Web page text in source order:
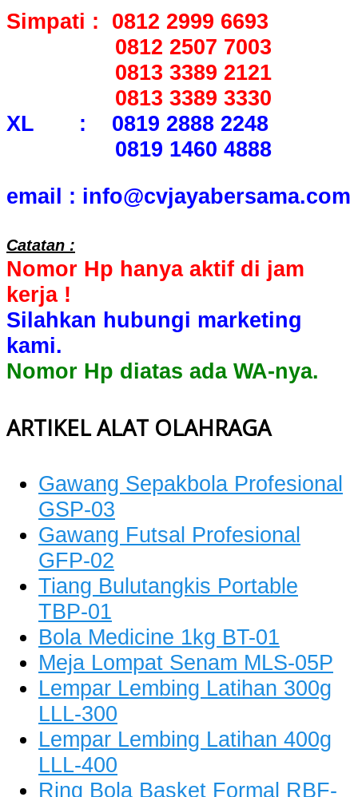
Simpati : 0812 2999 6693
0812 2507 7003
0813 3389 2121
0813 3389 3330
XL : 0819 2888 2248
0819 1460 4888
email : info@cvjayabersama.com
Catatan :
Nomor Hp hanya aktif di jam
kerja !
Silahkan hubungi marketing
kami.
Nomor Hp diatas ada WA-nya.
ARTIKEL ALAT OLAHRAGA
Gawang Sepakbola Profesional
GSP-03
Gawang Futsal Profesional
GFP-02
Tiang Bulutangkis Portable
TBP-01
Bola Medicine 1kg BT-01
Meja Lompat Senam MLS-05P
Lempar Lembing Latihan 300g
LLL-300
Lempar Lembing Latihan 400g
LLL-400
Ring Bola Basket Formal RBF-